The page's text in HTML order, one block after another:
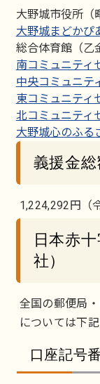
大野城市役所
大野城まどかぴ
総合体育館（乙
南コミュニティ
中央コミュニテ
東コミュニティ
北コミュニティ
大野城心のふる
義援金総
1,224,292円（
日本赤
社）
全国の郵便局
については下
口座記号